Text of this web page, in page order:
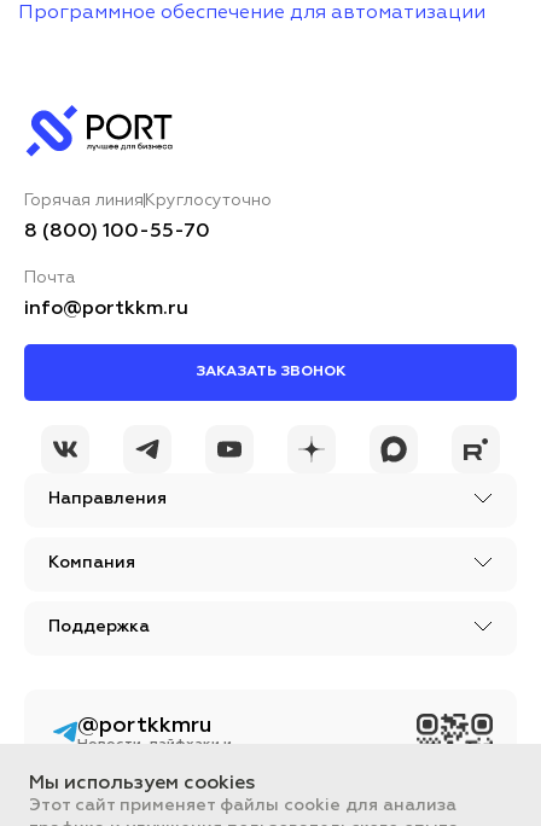
Программное обеспечение для автоматизации
Направления
Компания
Поддержка
Горячая линия Круглосуточно
8 (800) 100-55-70
Почта
info@portkkm.ru
ЗАКАЗАТЬ ЗВОНОК
@portkkmru
Здесь мы делимся
и познавательным
контентом из мира
бизнеса
Мы используем cookies
Этот сайт применяет файлы cookie для анализа